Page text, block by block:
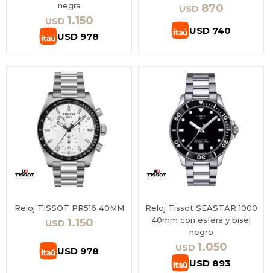
negra
USD 1.150
USD 978
USD 870
USD 740
Reloj TISSOT PR516 40MM
USD 1.150
USD 978
Reloj Tissot SEASTAR 1000
40mm con esfera y bisel
negro
USD 1.050
USD 893